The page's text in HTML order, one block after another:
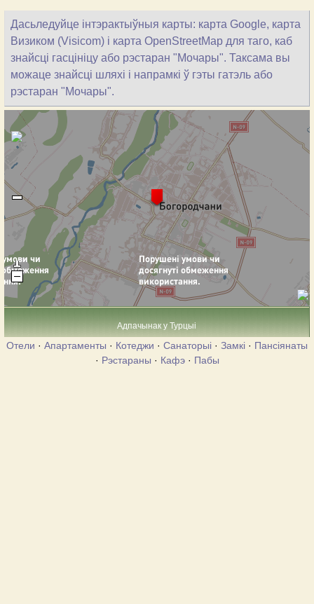
Дасьледуйце інтэрактыўныя карты: карта Google, карта
Визиком (Visicom) і карта OpenStreetMap для таго, каб
знайсці гасцініцу або рэстаран "Мочары". Таксама вы
можаце знайсці шляхі і напрамкі ў гэты гатэль або
рэстаран "Мочары".
Адпачынак у Турцыі
Отели · Апартаменты · Котеджи · Санаторыі · Замкі · Пансіянаты
· Рэстараны · Кафэ· Пабы